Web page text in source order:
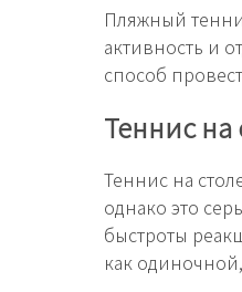
Пляжный
активность и
способ
Теннис на
Теннис на
однако это
быстроты
как